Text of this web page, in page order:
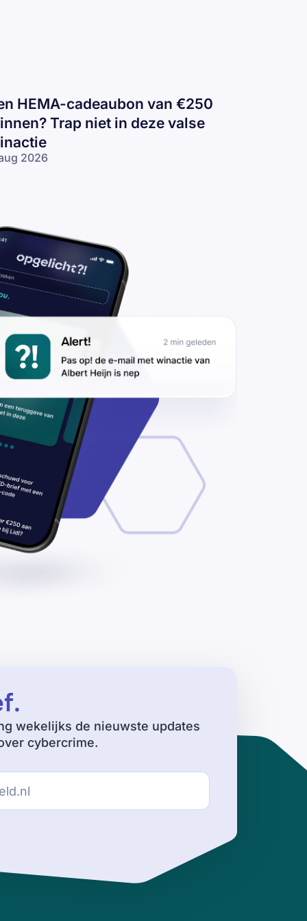
HEMA-cadeaubon van €250
Trap niet in deze valse
2026
niet in
valse
.
wekelijks de nieuwste updates
cybercrime.